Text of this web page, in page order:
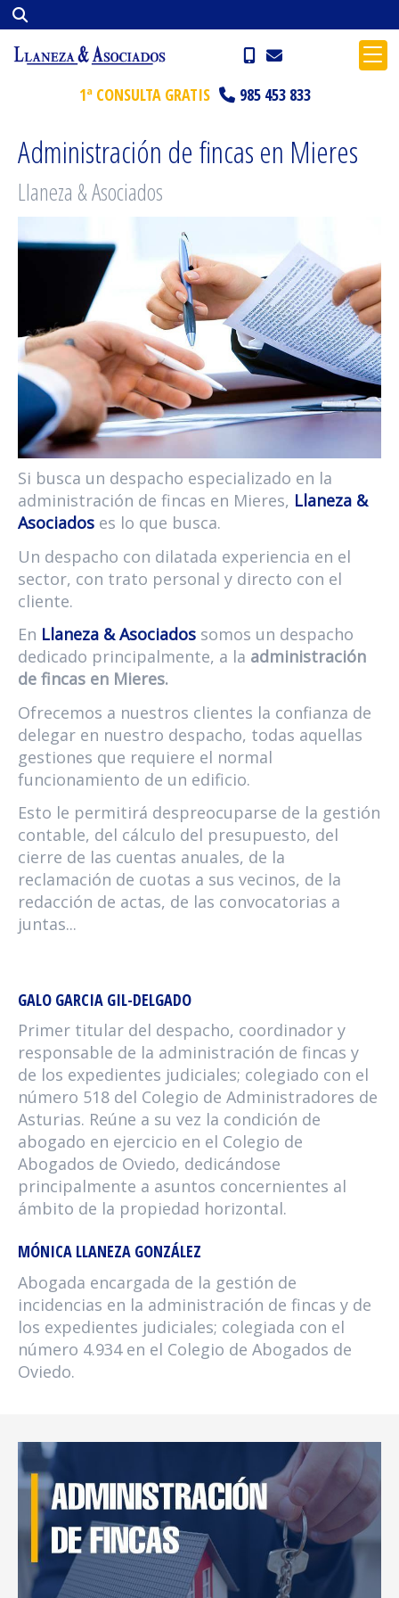
1ª CONSULTA GRATIS 985 453 833
Administración de fincas en Mieres
Llaneza & Asociados
Si busca un despacho especializado en la
administración de fincas en Mieres, Llaneza &
Asociados es lo que busca.
Un despacho con dilatada experiencia en el
sector, con trato personal y directo con el
cliente.
En Llaneza & Asociados somos un despacho
dedicado principalmente, a la administración
de fincas en Mieres.
Ofrecemos a nuestros clientes la confianza de
delegar en nuestro despacho, todas aquellas
gestiones que requiere el normal
funcionamiento de un edificio.
Esto le permitirá despreocuparse de la gestión
contable, del cálculo del presupuesto, del
cierre de las cuentas anuales, de la
reclamación de cuotas a sus vecinos, de la
redacción de actas, de las convocatorias a
juntas...
GALO GARCIA GIL-DELGADO
Primer titular del despacho, coordinador y
responsable de la administración de fincas y
de los expedientes judiciales; colegiado con el
número 518 del Colegio de Administradores de
Asturias. Reúne a su vez la condición de
abogado en ejercicio en el Colegio de
Abogados de Oviedo, dedicándose
principalmente a asuntos concernientes al
ámbito de la propiedad horizontal.
MÓNICA LLANEZA GONZÁLEZ
Abogada encargada de la gestión de
incidencias en la administración de fincas y de
los expedientes judiciales; colegiada con el
número 4.934 en el Colegio de Abogados de
Oviedo.